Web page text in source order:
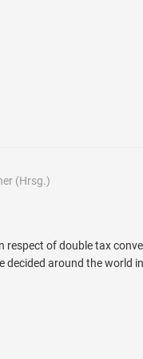
(Hrsg.)
of double tax
decided around the world